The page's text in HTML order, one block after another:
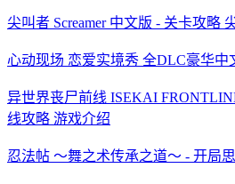
尖叫者 Screamer 中文版 - 关卡攻略
心动现场 恋爱实境秀 全DLC豪华中
异世界丧尸前线 ISEKAI
线攻略 游戏介绍
忍法帖 ～舞之术传承之道～ - 开局